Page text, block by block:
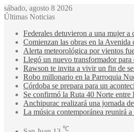
sábado, agosto 8 2026
Últimas Noticias
Federales detuvieron a una mujer
Comienzan las obras en la Avenida
Alerta meteorológica por vientos
Llegó un nuevo transformador
Rawson te invita a vivir un fin de
Robo millonario en la Parroquia
Córdoba se prepara para un
Se confirmó la Ruta 40 Norte entre
Anchipurac realizará una jornada
La música contemporánea reunirá
℃